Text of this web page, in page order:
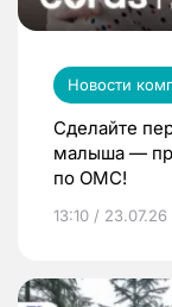
Новости
Сделайте
малыша —
по ОМС!
13:10 / 23.07.26